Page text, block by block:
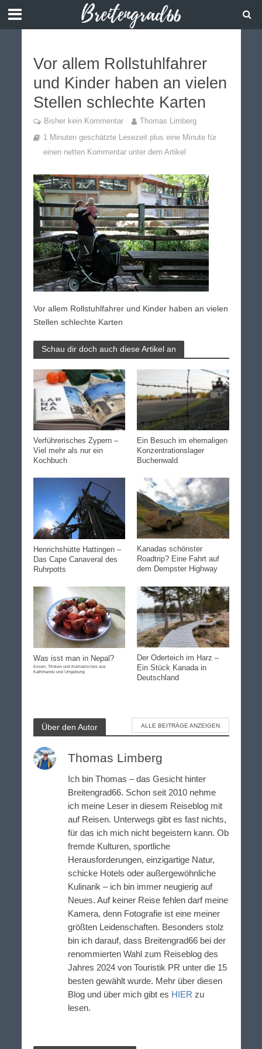
Vor allem Rollstuhlfahrer
und Kinder haben an vielen
Stellen schlechte Karten
Bisher kein Kommentar
Thomas Limberg
1 Minuten geschätzte Lesezeit plus eine Minute für
einen netten Kommentar unter dem Artikel
Vor allem Rollstuhlfahrer und Kinder haben an vielen
Stellen schlechte Karten
Schau dir doch auch diese Artikel an
Verführerisches Zypern –
Viel mehr als nur ein
Kochbuch
Ein Besuch im ehemaligen
Konzentrationslager
Buchenwald
Henrichshütte Hattingen –
Das Cape Canaveral des
Ruhrpotts
Kanadas schönster
Roadtrip? Eine Fahrt auf
dem Dempster Highway
Was isst man in Nepal?
Essen, Trinken und Kulinarisches aus
Kathmandu und Umgebung
Der Oderteich im Harz –
Ein Stück Kanada in
Deutschland
Über den Autor ALLE BEITRÄGE ANZEIGEN
Thomas Limberg
Ich bin Thomas – das Gesicht hinter
Breitengrad66. Schon seit 2010 nehme
ich meine Leser in diesem Reiseblog mit
auf Reisen. Unterwegs gibt es fast nichts,
für das ich mich nicht begeistern kann. Ob
fremde Kulturen, sportliche
Herausforderungen, einzigartige Natur,
schicke Hotels oder außergewöhnliche
Kulinarik – ich bin immer neugierig auf
Neues. Auf keiner Reise fehlen darf meine
Kamera, denn Fotografie ist eine meiner
größten Leidenschaften. Besonders stolz
bin ich darauf, dass Breitengrad66 bei der
renommierten Wahl zum Reiseblog des
Jahres 2024 von Touristik PR unter die 15
besten gewählt wurde. Mehr über diesen
Blog und über mich gibt es HIER zu
lesen.